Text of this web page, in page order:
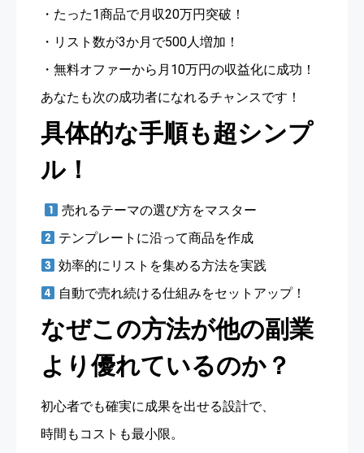
・たった1商品で月収20万円突破！
・リスト数が3か月で500人増加！
・無料オファーから月10万円の収益化に成功！
あなたも次の成功者になれるチャンスです！
具体的な手順も超シンプ
ル！
売れるテーマの選び方をマスター
テンプレートに沿って商品を作成
効率的にリストを集める方法を実践
自動で売れ続ける仕組みをセットアップ！
なぜこの方法が他の副業
より優れているのか？
初心者でも確実に成果を出せる設計で、
時間もコストも最小限。